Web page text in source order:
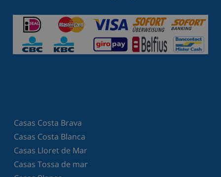
Casas Costa Brava
Casas Costa Blanca
Casas Lloret de Mar
Casas Tossa de mar